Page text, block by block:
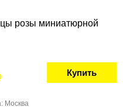
розы миниатюрной
Купить
Москва